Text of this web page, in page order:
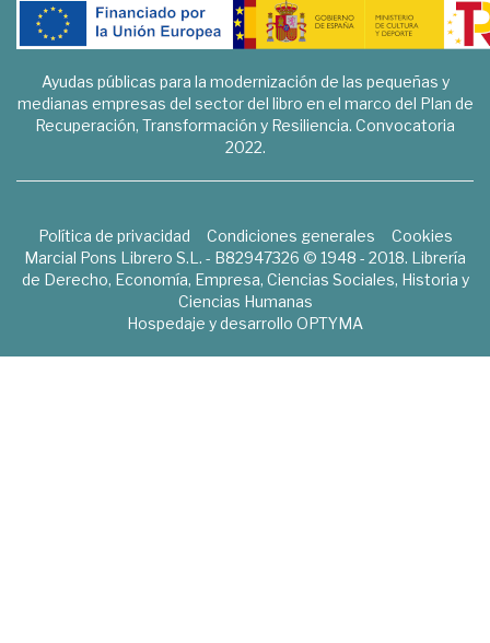
Ayudas públicas para la modernización de las pequeñas y
medianas empresas del sector del libro en el marco del Plan de
Recuperación, Transformación y Resiliencia. Convocatoria
2022.
Política de privacidad Condiciones generales
Cookies
Marcial Pons Librero S.L. - B82947326 © 1948 - 2018. Librería
de Derecho, Economía, Empresa, Ciencias Sociales, Historia y
Ciencias Humanas
Hospedaje y desarrollo OPTYMA